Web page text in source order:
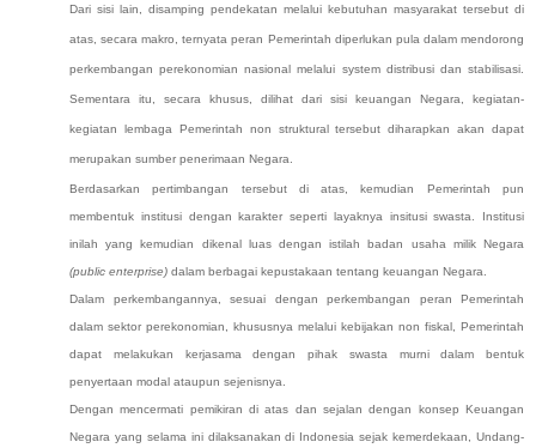
Dari sisi lain, disamping pendekatan melalui kebutuhan masyarakat tersebut di
atas ,secara makro, ternyataperan Pemerintah diperlukan pula dalam mendorong
perkembangan perekonomian nasional melalui system distribusi dan stabilisasi
Sementara itu, secara khusus, dilihat dari sisi keuangan Negara kegiatan-
kegiatan lembaga Pemerintah non struktural tersebut diharapkan akan dapat
merupakan sumber penerimaan Negara.
Berdasarkan pertimbangan tersebut di atas, kemudian Pemerintah pun
membentuk institusi dengan karakter seperti layaknya insitusi swasta. Institusi
inilah yang kemudian dikenal luas dengan istilah badan usaha milik Negara
(public enterprise) dalam berbagai kepustakaan tentang keuangan Negara.
Dalam perkembangannya, sesuai dengan perkembangan peran Pemerintah
dalam sektor perekonomian, khususnya melalui kebijakan non fiskal, Pemerintah
dapat melakukan kerjasama dengan pihak swasta murni dalam bentuk
penyertaan modal ataupun sejenisnya.
Dengan mencermati pemikiran di atas dan sejalan dengan konsep Keuangan
Negara yang selama ini dilaksanakan di Indonesia sejak kemerdekaan, Undang-